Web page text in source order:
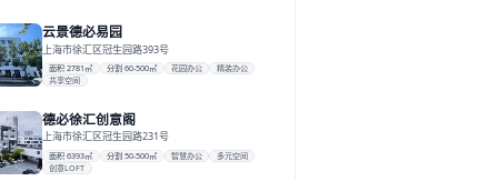
云景德必易园
上海市徐汇区冠生园路393号
面积 2781㎡ 分割 60-500㎡ 花园办公
精装办公
共享空间
德必徐汇创意阁
上海市徐汇区冠生园路231号
面积 6393㎡ 分割 50-500㎡ 智慧办公
多元空间
创意LOFT